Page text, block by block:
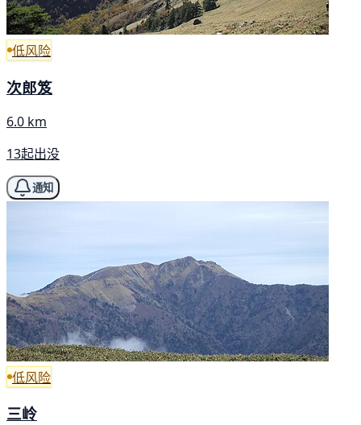
低风险
次郎笈
6.0 km
13起出没
通知
低风险
三岭